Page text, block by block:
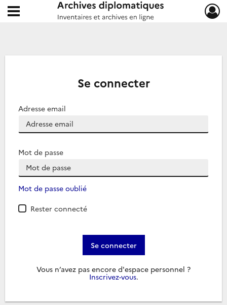
Archives diplomatiques
Ouvrir le menu déroulant
Se connecter
Adresse email
Mot de passe
Mot de passe oublié
Rester connecté
Se connecter
Vous n’avez pas encore d'espace personnel ?
Inscrivez-vous.